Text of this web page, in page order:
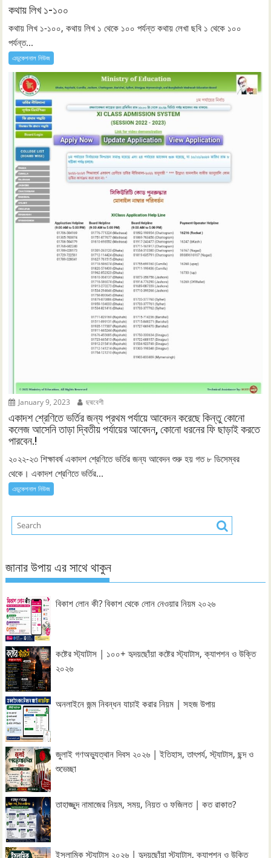
কথায় লিখ ১-১০০
কথায় লিখ ১-১০০, কথায় লিখ ১ থেকে ১০০ পর্যন্ত কথায় লেখা ছবি ১ থেকে ১০০
পর্যন্ত...
এডুকেশনাল নিউজ
January 9, 2023 ছদ্মবেশী
একাদশ শ্রেণিতে ভর্তির জন্য প্রথম পর্যায়ে আবেদন করেছে কিন্তু কোনো
কলেজ আসেনি তাড়া দ্বিতীয় পর্যায়ের আবেদন, কোনো ধরনের ফি ছাড়াই করতে
পারবেন.!
২০২২-২৩ শিক্ষাবর্ষ একাদশ শ্রেণিতে ভর্তির জন্য আবেদন শুরু হয় গত ৮ ডিসেম্বর
থেকে। একাদশ শ্রেণিতে ভর্তির...
এডুকেশনাল নিউজ
জানার উপায় এর সাথে থাকুন
বিকাশ লোন কী? বিকাশ থেকে লোন নেওয়ার নিয়ম ২০২৬
কষ্টের স্ট্যাটাস | ১০০+ হৃদয়ছোঁয়া কষ্টের স্ট্যাটাস, ক্যাপশন ও উক্তি
২০২৬
অনলাইনে জন্ম নিবন্ধন যাচাই করার নিয়ম | সহজ উপায়
জুলাই গণঅভ্যুত্থান দিবস ২০২৬ | ইতিহাস, তাৎপর্য, স্ট্যাটাস, ছন্দ ও
শুভেচ্ছা
তাহাজ্জুদ নামাজের নিয়ম, সময়, নিয়ত ও ফজিলত | কত রাকাত?
ইসলামিক স্ট্যাটাস ২০২৬ | হৃদয়ছোঁয়া স্ট্যাটাস, ক্যাপশন ও উক্তি